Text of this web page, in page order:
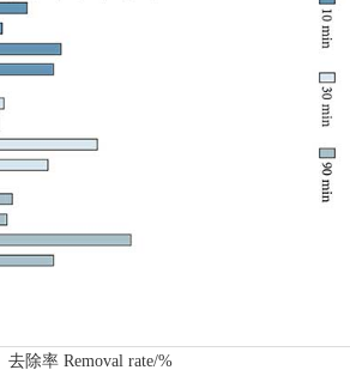
去除率 Removal rate/%